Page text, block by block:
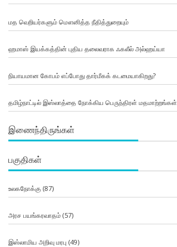
மத வெறியர்களும் மௌனித்த நீதித்துறையும்
ஹமாஸ் இயக்கத்தின் புதிய தலைவராக ஃகலீல் அல்ஹய்யா
நியாயமான கோபம் எப்போது தார்மீகக் கடமையாகிறது?
தமிழ்நாட்டில் இஸ்லாத்தை நோக்கிய பெருந்திரள் மதமாற்றங்கள்
இணைந்திருங்கள்
பகுதிகள்
உலகநோக்கு (87)
அரச பயங்கரவாதம்(57)
இஸ்லாமிய அறிவு மரபு (49)